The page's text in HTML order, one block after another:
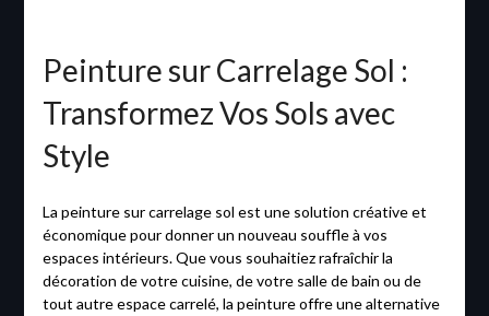
Peinture sur Carrelage Sol :
Transformez Vos Sols avec
Style
La peinture sur carrelage sol est une solution créative et
économique pour donner un nouveau souffle à vos
espaces intérieurs. Que vous souhaitiez rafraîchir la
décoration de votre cuisine, de votre salle de bain ou de
tout autre espace carrelé, la peinture offre une alternative